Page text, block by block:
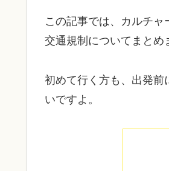
この記事では、カルチャ
交通規制についてまとめ
初めて行く方も、出発前
いですよ。